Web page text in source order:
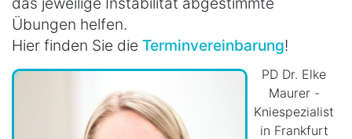
Übungen helfen.
Hier finden Sie die Terminvereinbarung!
PD Dr. Elke
Maurer -
Kniespezialist
in Frankfurt